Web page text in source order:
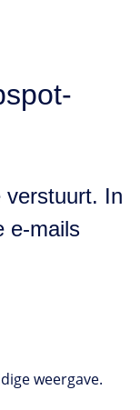
verstuurt. In
e-mails
weergave.